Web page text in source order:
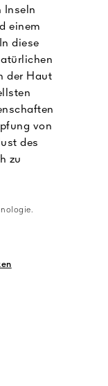
Inseln
einem
diese
der Haut
von
des
zu